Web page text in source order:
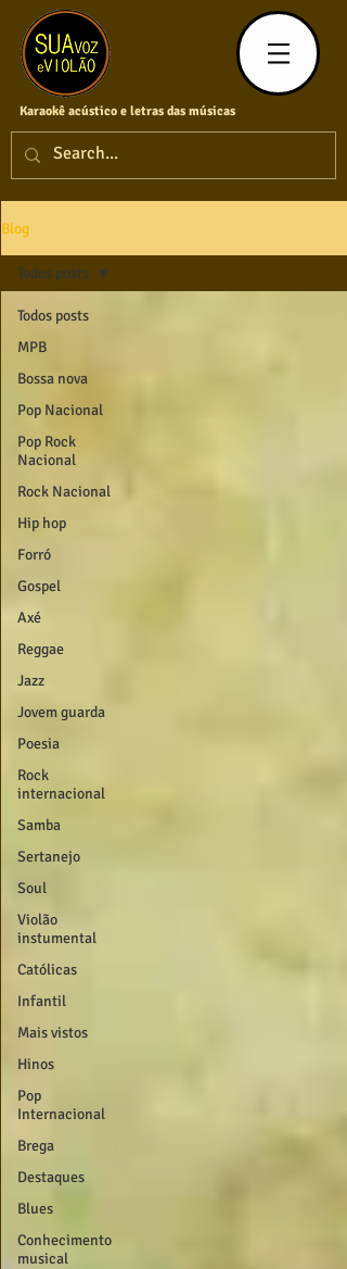
Karaokê acústico e letras das músicas
Blog
Todos posts
MPB
Bossa nova
Pop Nacional
Pop Rock
Nacional
Rock Nacional
Hip hop
Forró
Gospel
Axé
Reggae
Jazz
Jovem guarda
Poesia
Rock
internacional
Samba
Sertanejo
Soul
Violão
instumental
Católicas
Infantil
Mais vistos
Hinos
Pop
Internacional
Brega
Destaques
Blues
Conhecimento
musical
Todos posts